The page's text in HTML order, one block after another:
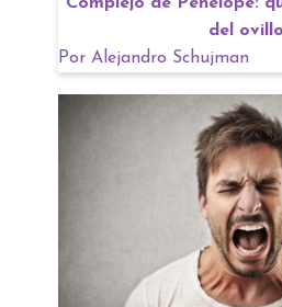
del ovillo
Por Alejandro Schujman